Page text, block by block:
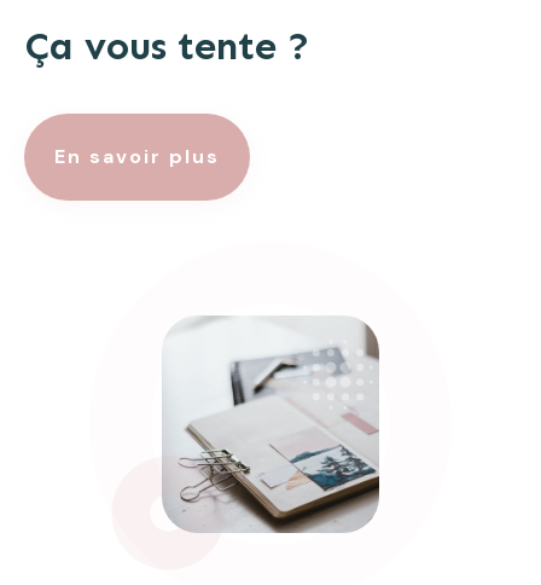
Ça vous tente ?
En savoir plus